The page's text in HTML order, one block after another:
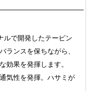
ルで開発したテーピン
ランスを保ちながら、
効果を発揮します。
気性を発揮。ハサミが